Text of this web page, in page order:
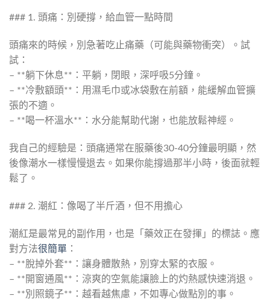
### 1. 頭痛：別硬撐，給血管一點時間
頭痛來的時候，別急著吃止痛藥（可能與藥物衝突）。試
試：
– **躺下休息**：平躺，閉眼，深呼吸5分鐘。
– **冷敷額頭**：用濕毛巾或冰袋敷在前額，能緩解血管擴
張的不適。
– **喝一杯溫水**：水分能幫助代謝，也能放鬆神經。
我自己的經驗是：頭痛通常在服藥後30-40分鐘最明顯，然
後像潮水一樣慢慢退去。如果你能撐過那半小時，後面就輕
鬆了。
### 2. 潮紅：像喝了半斤酒，但不用擔心
潮紅是最常見的副作用，也是「藥效正在發揮」的標誌。應
對方法很簡單 ：
– **脫掉外套**：讓身體散熱，別穿太緊的衣服。
– **開窗通風**：涼爽的空氣能讓臉上的灼熱感快速消退。
– **別照鏡子**：越看越焦慮，不如專心做點別的事。